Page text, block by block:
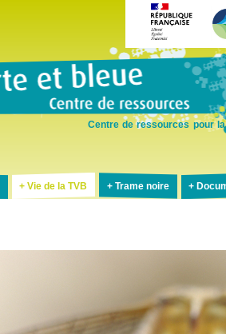
Centre de ressources pour
Vie de la TVB Trame noire